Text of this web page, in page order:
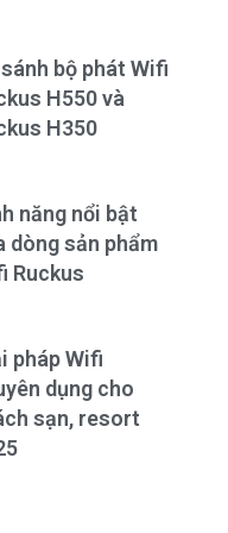
bộ phát Wifi
H550 và
H350
năng nổi bật
dòng sản phẩm
Ruckus
pháp Wifi
dụng cho
sạn, resort